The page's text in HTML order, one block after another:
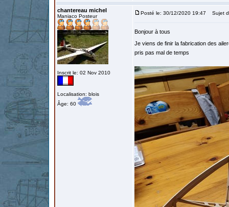
chantereau michel
Maniaco Posteur
Inscrit le: 02 Nov 2010
Localisation: blois
Âge: 60
Posté le: 30/12/2020 19:47 Sujet
Bonjour à tous
Je viens de finir la fabrication des
pris pas mal de temps